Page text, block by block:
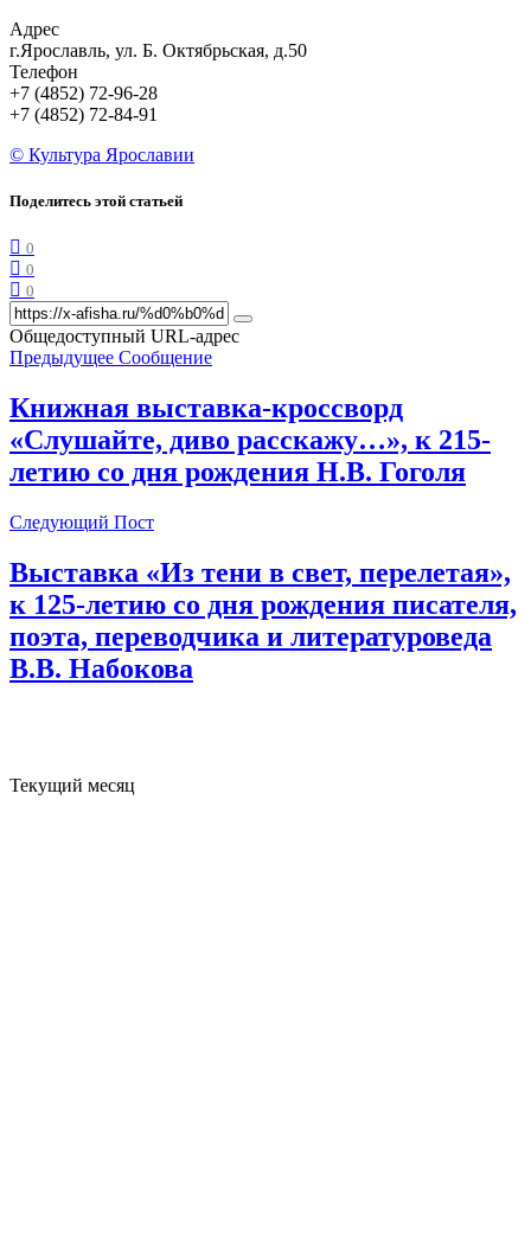
Адрес
г.Ярославль, ул. Б. Октябрьская, д.50
Телефон
+7 (4852) 72-96-28
+7 (4852) 72-84-91
© Культура Ярославии
Поделитесь этой статьей
0
0
0
Общедоступный URL-адрес
Предыдущее Сообщение
Книжная выставка-кроссворд
«Слушайте, диво расскажу…», к 215-
летию со дня рождения Н.В. Гоголя
Следующий Пост
Выставка «Из тени в свет, перелетая»,
к 125-летию со дня рождения писателя,
поэта, переводчика и литературоведа
В.В. Набокова
Текущий месяц